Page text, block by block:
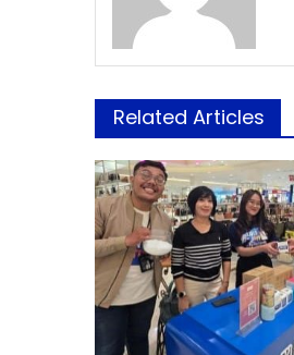
Related Articles